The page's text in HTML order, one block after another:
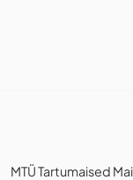
MTÜ Tartumaised